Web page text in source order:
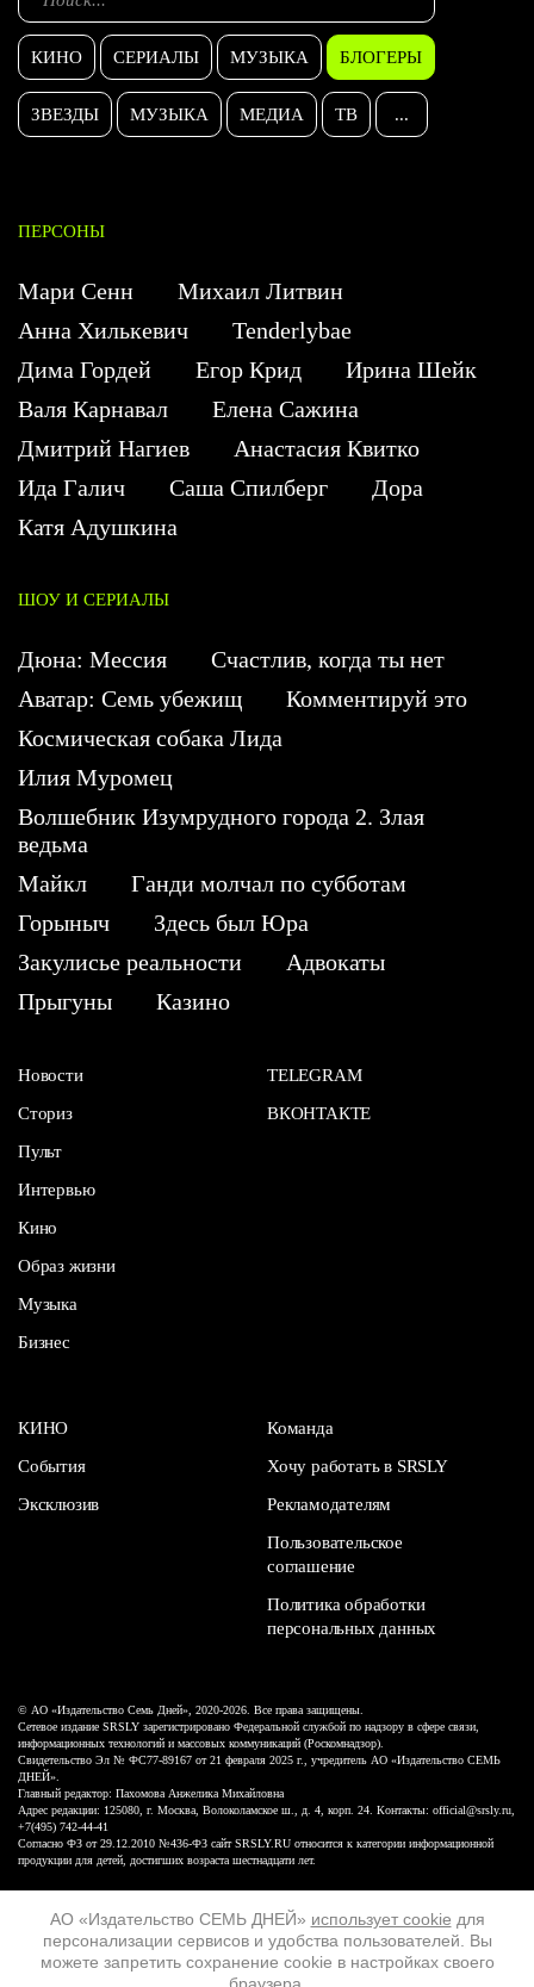
АО «Издательство СЕМЬ ДНЕЙ» использует cookie для
персонализации сервисов и удобства пользователей. Вы
можете запретить сохранение cookie в настройках своего
КИНО СЕРИАЛЫ МУЗЫКА БЛОГЕРЫ
ЗВЕЗДЫ МУЗЫКА МЕДИА ТВ ...
ПЕРСОНЫ
Мари Сенн
Михаил Литвин
Анна Хилькевич
Tenderlybae
Дима Гордей
Егор Крид
Ирина Шейк
Валя Карнавал
Елена Сажина
Дмитрий Нагиев
Анастасия Квитко
Ида Галич
Саша Спилберг
Дора
Катя Адушкина
ШОУ И СЕРИАЛЫ
Дюна: Мессия
Счастлив, когда ты нет
Аватар: Семь убежищ
Комментируй это
Космическая собака Лида
Илия Муромец
Волшебник Изумрудного города 2. Злая
ведьма
Майкл
Ганди молчал по субботам
Горыныч
Здесь был Юра
Закулисье реальности
Адвокаты
Прыгуны
Казино
Новости
Сториз
Пульт
Интервью
Кино
Образ жизни
Музыка
Бизнес
TELEGRAM
ВКОНТАКТЕ
КИНО
События
Эксклюзив
Команда
Хочу работать в SRSLY
Рекламодателям
Пользовательское
соглашение
Политика обработки
персональных данных
16+
© АО «Издательство Семь Дней», 2020-2026. Все права защищены.
Сетевое издание SRSLY зарегистрировано Федеральной службой по надзору в сфере связи,
информационных технологий и массовых коммуникаций (Роскомнадзор).
Свидетельство Эл № ФС77-89167 от 21 февраля 2025 г., учредитель АО «Издательство СЕМЬ
ДНЕЙ».
Главный редактор: Пахомова Анжелика Михайловна
Адрес редакции: 125080, г. Москва, Волоколамское ш., д. 4, корп. 24. Контакты: official@srsly.ru,
+7(495) 742-44-41
Согласно ФЗ от 29.12.2010 №436-ФЗ сайт SRSLY.RU относится к категории информационной
продукции для детей, достигших возраста шестнадцати лет.